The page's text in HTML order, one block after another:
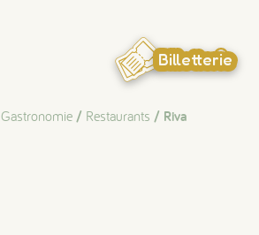
Billetterie
Gastronomie / Restaurants / Riva